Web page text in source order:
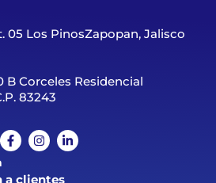
05 Los PinosZapopan, Jalisco
B Corceles Residencial
83243
a clientes